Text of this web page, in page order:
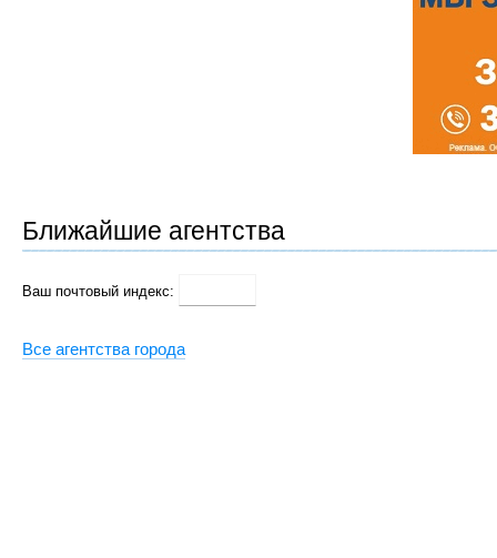
Ближайшие агентства
Ваш почтовый индекс:
Все агентства города